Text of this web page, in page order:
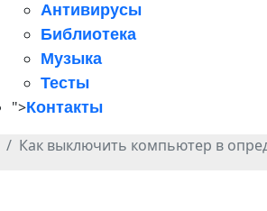
Антивирусы
Библиотека
Музыка
Тесты
">Контакты
Как выключить компьютер в